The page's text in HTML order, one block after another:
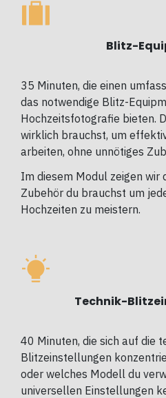
Blitz-
35 Minuten, die einen
das notwendige Blitz-
Hochzeitsfotografie bieten.
wirklich brauchst, um
arbeiten, ohne unnötiges
Im diesem Modul zeigen wir
Zubehör du brauchst um
Hochzeiten zu meistern.
Technik-
40 Minuten, die sich auf die
Blitzeinstellungen
oder welches Modell du
universellen Einstellungen